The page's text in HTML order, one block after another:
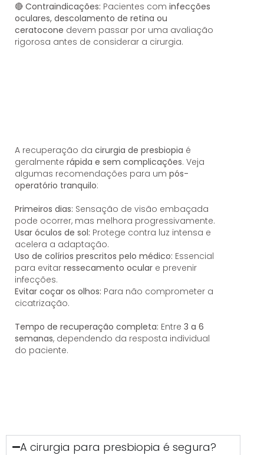
🔴 Contraindicações: Pacientes com infecções
oculares, descolamento de retina ou
ceratocone devem passar por uma avaliação
rigorosa antes de considerar a cirurgia.
A recuperação da cirurgia de presbiopia é
geralmente rápida e sem complicações. Veja
algumas recomendações para um pós-
operatório tranquilo:
Primeiros dias: Sensação de visão embaçada
pode ocorrer, mas melhora progressivamente.
Usar óculos de sol: Protege contra luz intensa e
acelera a adaptação.
Uso de colírios prescritos pelo médico: Essencial
para evitar ressecamento ocular e prevenir
infecções.
Evitar coçar os olhos: Para não comprometer a
cicatrização.
Tempo de recuperação completa: Entre 3 a 6
semanas, dependendo da resposta individual
do paciente.
A cirurgia para presbiopia é segura?